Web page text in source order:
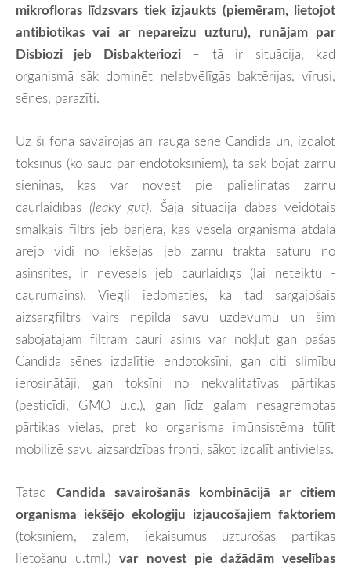
mikrofloras līdzsvars tiek izjaukts (piemēram, lietojot
antibiotikas vai ar nepareizu uzturu), runājam par
Disbiozi jeb Disbakteriozi
– tā ir situācija, kad
organismā sāk dominēt nelabvēlīgās baktērijas, vīrusi,
sēnes, parazīti.
Uz šī fona savairojas arī rauga sēne Candida un, izdalot
toksīnus (ko sauc par endotoksīniem), tā sāk bojāt zarnu
sieniņas, kas var novest pie palielinātas zarnu
caurlaidības (leaky gut). Šajā situācijā dabas veidotais
smalkais filtrs jeb barjera, kas veselā organismā atdala
ārējo vidi no iekšējās jeb zarnu trakta saturu no
asinsrites, ir nevesels jeb caurlaidīgs (lai neteiktu -
caurumains). Viegli iedomāties, ka tad sargājošais
aizsargfiltrs vairs nepilda savu uzdevumu un šim
sabojātajam filtram cauri asinīs var nokļūt gan pašas
Candida sēnes izdalītie endotoksīni, gan citi slimību
ierosinātāji, gan toksīni no nekvalitatīvas pārtikas
(pesticīdi, GMO u.c.), gan līdz galam nesagremotas
pārtikas vielas, pret ko organisma imūnsistēma tūlīt
mobilizē savu aizsardzības fronti, sākot izdalīt antivielas.
Tātad Candida savairošanās kombinācijā ar citiem
organisma iekšējo ekoloģiju izjaucošajiem faktoriem
(toksīniem, zālēm, iekaisumus uzturošas pārtikas
lietošanu u.tml.)var novest pie dažādām veselības